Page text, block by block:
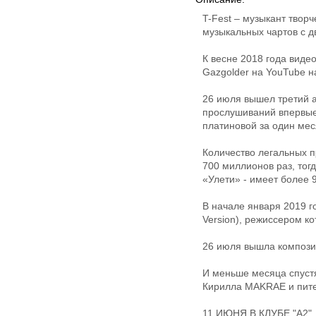
T-Fest – музыкант
музыкальных чартов с
К весне 2018 года
Gazgolder на YouTube
26 июля вышел третий
прослушиваний
платиновой за один
Количество легальных
700 миллионов раз,
«Улети» - имеет более
В начале января 2019
Version), режиссером
26 июля вышла
И меньше месяца
Кирилла MAKRAE и
11 ИЮНЯ В КЛУБЕ "А2"